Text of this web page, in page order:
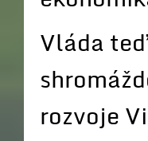
Vláda
rozvoje